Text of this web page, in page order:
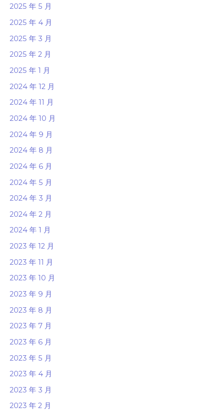
2025 年 5 月
2025 年 4 月
2025 年 3 月
2025 年 2 月
2025 年 1 月
2024 年 12 月
2024 年 11 月
2024 年 10 月
2024 年 9 月
2024 年 8 月
2024 年 6 月
2024 年 5 月
2024 年 3 月
2024 年 2 月
2024 年 1 月
2023 年 12 月
2023 年 11 月
2023 年 10 月
2023 年 9 月
2023 年 8 月
2023 年 7 月
2023 年 6 月
2023 年 5 月
2023 年 4 月
2023 年 3 月
2023 年 2 月